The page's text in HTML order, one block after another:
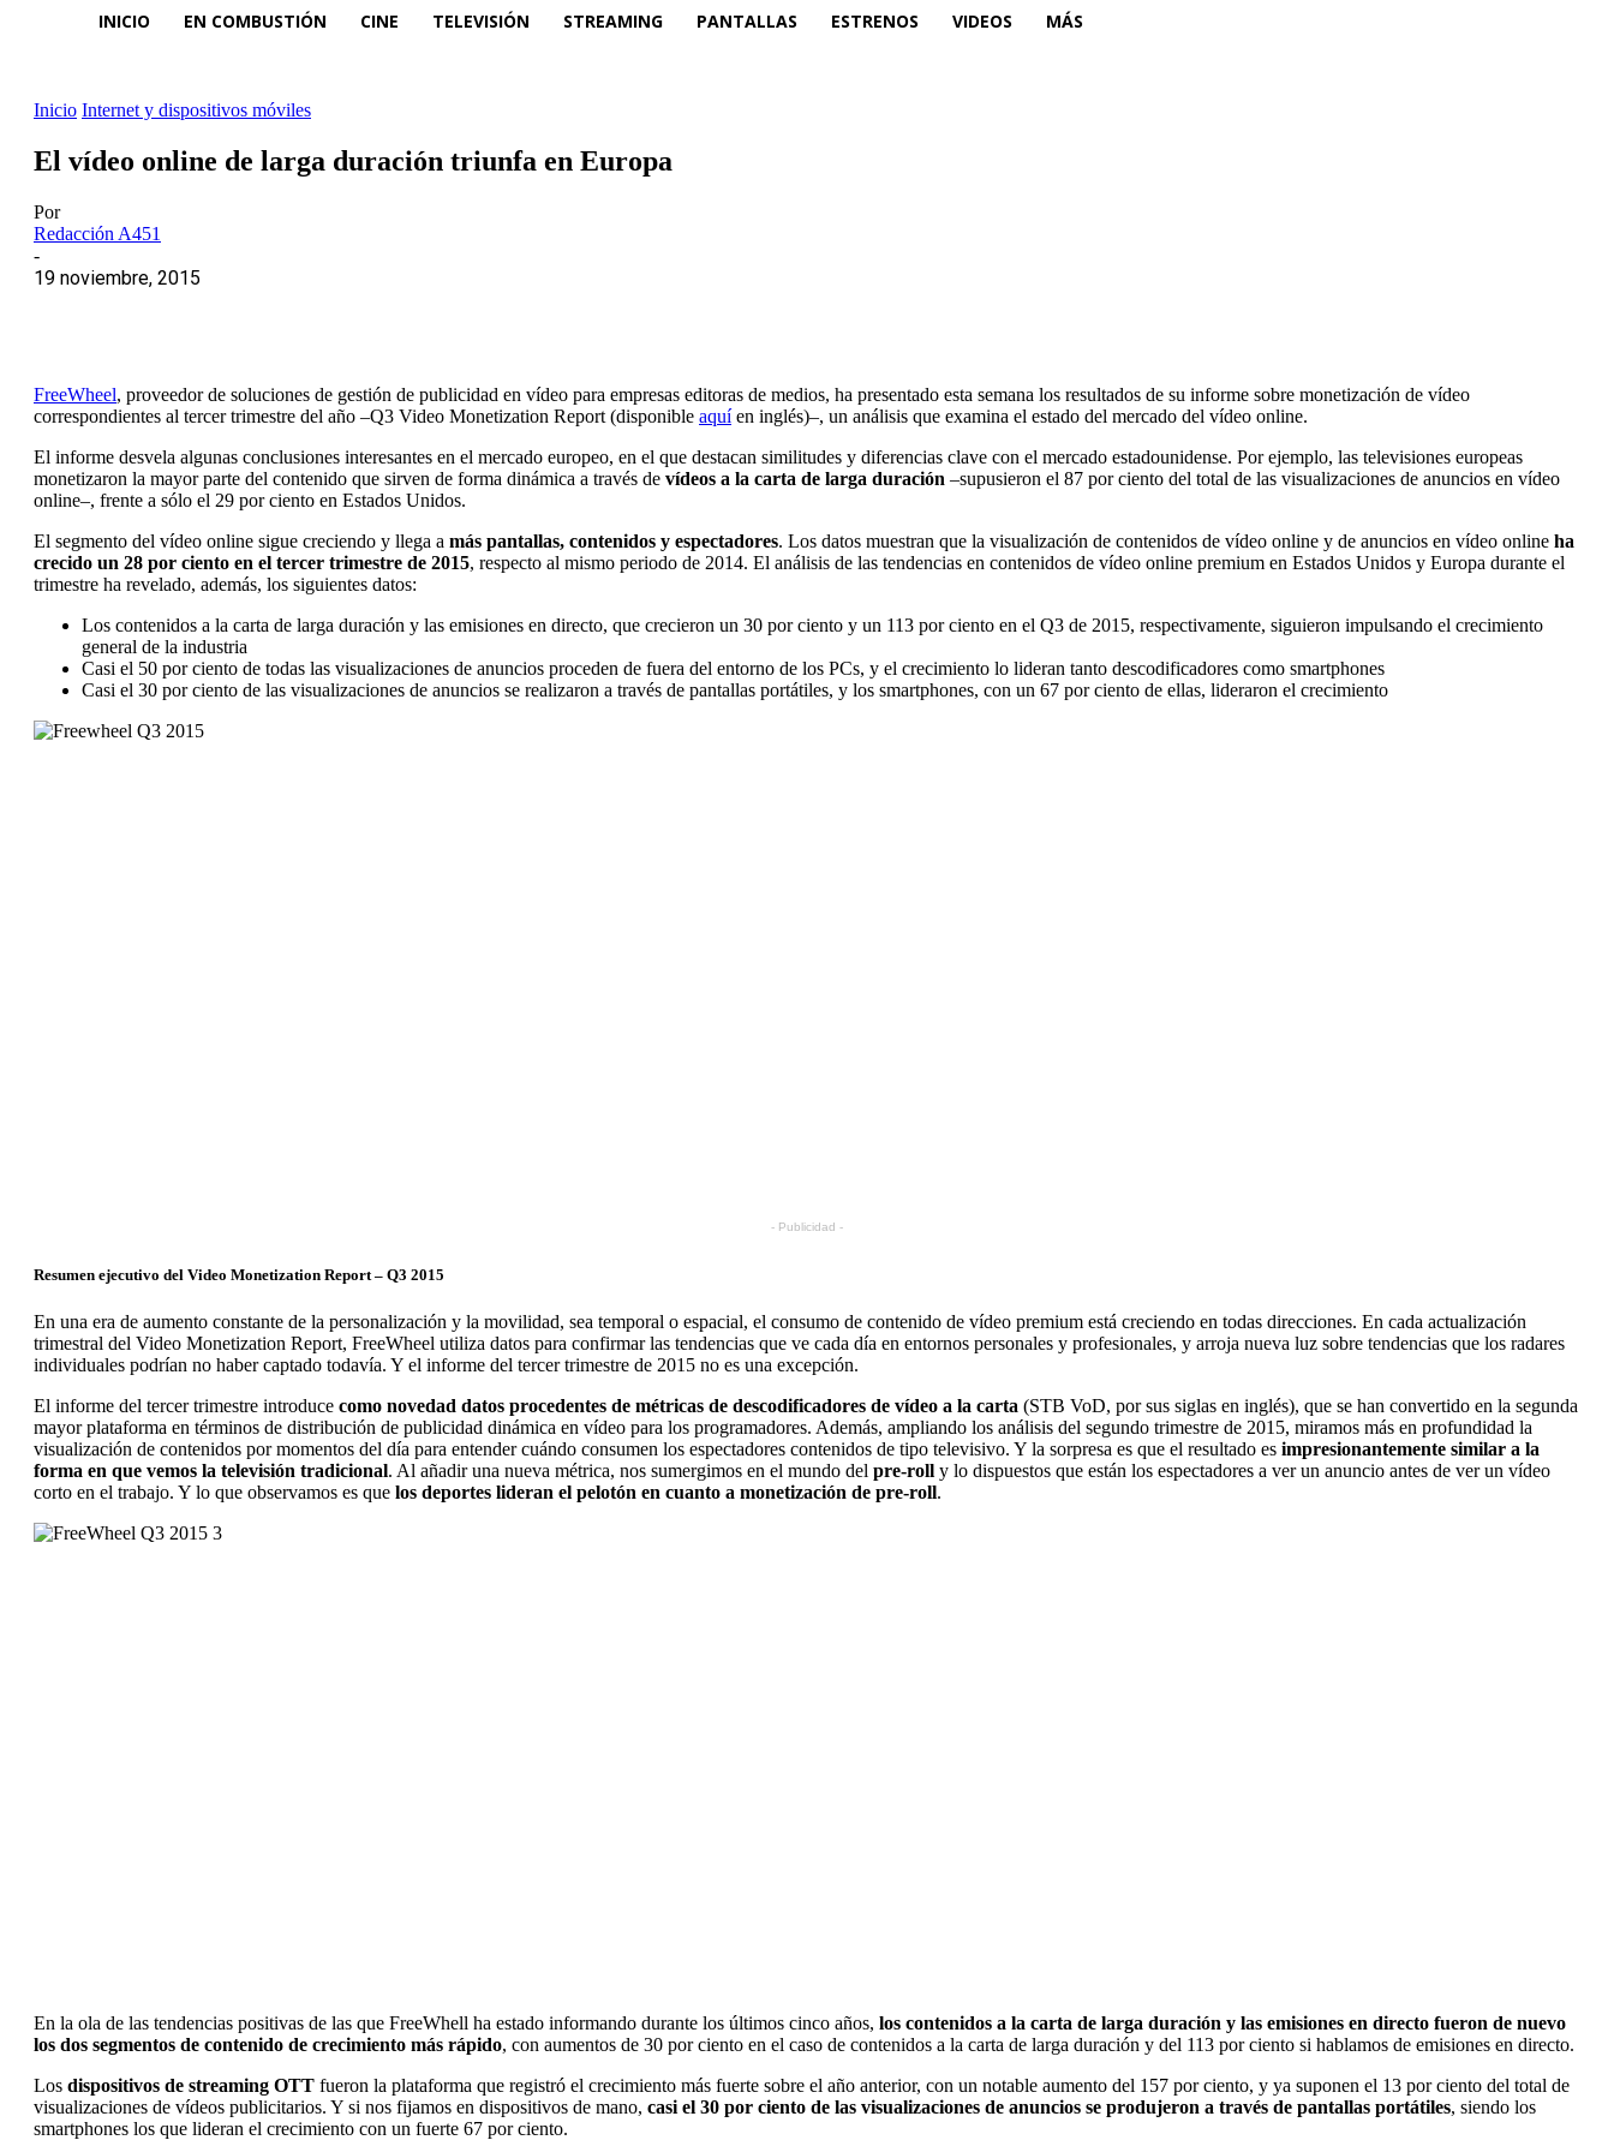
INICIO EN COMBUSTIÓN CINE TELEVISIÓN STREAMING PANTALLAS ESTRENOS VIDEOS MÁS
Inicio Internet y dispositivos móviles
El vídeo online de larga duración triunfa en Europa
Por
Redacción A451
-
19 noviembre, 2015
FreeWheel, proveedor de soluciones de gestión de publicidad en vídeo para empresas editoras de medios, ha presentado esta semana los resultados de su informe sobre monetización de vídeo
correspondientes al tercer trimestre del año –Q3 Video Monetization Report (disponible aquíen inglés)–, un análisis que examina el estado del mercado del vídeo online.
El informe desvela algunas conclusiones interesantes en el mercado europeo, en el que destacan similitudes y diferencias clave con el mercado estadounidense. Por ejemplo, las televisiones europeas
monetizaron la mayor parte del contenido que sirven de forma dinámica a través de vídeos a la carta de larga duración –supusieron el 87 por ciento del total de las visualizaciones de anuncios en vídeo
online–, frente a sólo el 29 por ciento en Estados Unidos.
El segmento del vídeo online sigue creciendo y llega a más pantallas, contenidos y espectadores. Los datos muestran que la visualización de contenidos de vídeo online y de anuncios en vídeo online ha
crecido un 28 por ciento en el tercer trimestre de 2015, respecto al mismo periodo de 2014. El análisis de las tendencias en contenidos de vídeo online premium en Estados Unidos y Europa durante el
trimestre ha revelado, además, los siguientes datos:
Los contenidos a la carta de larga duración y las emisiones en directo, que crecieron un 30 por ciento y un 113 por ciento en el Q3 de 2015, respectivamente, siguieron impulsando el crecimiento
general de la industria
Casi el 50 por ciento de todas las visualizaciones de anuncios proceden de fuera del entorno de los PCs, y el crecimiento lo lideran tanto descodificadores como smartphones
Casi el 30 por ciento de las visualizaciones de anuncios se realizaron a través de pantallas portátiles, y los smartphones, con un 67 por ciento de ellas, lideraron el crecimiento
- Publicidad -
Resumen ejecutivo del Video Monetization Report – Q3 2015
En una era de aumento constante de la personalización y la movilidad, sea temporal o espacial, el consumo de contenido de vídeo premium está creciendo en todas direcciones. En cada actualización
trimestral del Video Monetization Report, FreeWheel utiliza datos para confirmar las tendencias que ve cada día en entornos personales y profesionales, y arroja nueva luz sobre tendencias que los radares
individuales podrían no haber captado todavía. Y el informe del tercer trimestre de 2015 no es una excepción.
El informe del tercer trimestre introduce como novedad datos procedentes de métricas de descodificadores de vídeo a la carta (STB VoD, por sus siglas en inglés), que se han convertido en la segunda
mayor plataforma en términos de distribución de publicidad dinámica en vídeo para los programadores. Además, ampliando los análisis del segundo trimestre de 2015, miramos más en profundidad la
visualización de contenidos por momentos del día para entender cuándo consumen los espectadores contenidos de tipo televisivo. Y la sorpresa es que el resultado es impresionantemente similar a la
forma en que vemos la televisión tradicional. Al añadir una nueva métrica, nos sumergimos en el mundo del pre-roll y lo dispuestos que están los espectadores a ver un anuncio antes de ver un vídeo
corto en el trabajo. Y lo que observamos es que los deportes lideran el pelotón en cuanto a monetización de pre-roll.
En la ola de las tendencias positivas de las que FreeWhell ha estado informando durante los últimos cinco años, los contenidos a la carta de larga duración y las emisiones en directo fueron de nuevo
los dos segmentos de contenido de crecimiento más rápido, con aumentos de 30 por ciento en el caso de contenidos a la carta de larga duración y del 113 por ciento si hablamos de emisiones en directo.
Los dispositivos de streaming OTT fueron la plataforma que registró el crecimiento más fuerte sobre el año anterior, con un notable aumento del 157 por ciento, y ya suponen el 13 por ciento del total de
visualizaciones de vídeos publicitarios. Y si nos fijamos en dispositivos de mano, casi el 30 por ciento de las visualizaciones de anuncios se produjeron a través de pantallas portátiles, siendo los
smartphones los que lideran el crecimiento con un fuerte 67 por ciento.